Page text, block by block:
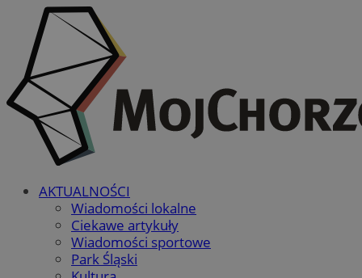
AKTUALNOŚCI
Wiadomości lokalne
Ciekawe artykuły
Wiadomości sportowe
Park Śląski